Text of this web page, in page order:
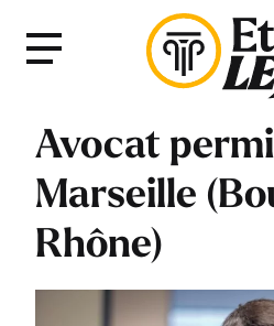
Menu
Avocat
Marseille
Rhône)
Fermer